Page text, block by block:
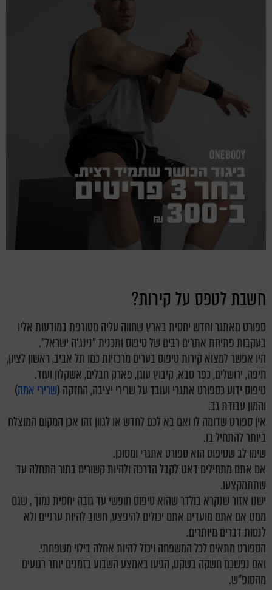
חשבת לטפס על קירות?
ספורט מאתגר וחדש יחסית בארץ שחווה עליה מטורפת במודעות אליו
בעקבות פתיחת אתרים רבים של טיפוס ותכנית "נינג'ה ישראל".
היו אפשר למצוא קירות טיפוס בערים מרכזיות כמו תל אביב, ראשון לציון,
חיפה, ירושלים, כפר סבא, קיבוץ עוגן, פארק חבלים, אשקלון ועוד.
טיפוס ידוע כספורט אתגרי ועובד על שרירי יציבה, החזקה (שרירי אמה)
והמון עבודת גב.
אין ספורט שדומה לו ואם בא לכם לחדש או לגוון זהו אכן המקום המוצלח
ביותר להתחיל בו.
שימו לב שטיפוס הוא ספורט אתגרי ומסוכן.
אם אתם מתחילים דאגו לקבל הדרכה ולהיות קשורים בתור התחלה עד
שתתמקצעו.
ישנו אזור שנקרא בולדר שהוא טיפוס חופשי עד גובה יחסית נמוך , שגם
ממנו אם אתם מועדים אתם יכולים להיפצע, חשוב להיות ערניים ולא
לנסות דברים מיותרים.
הספורט מתאים לכל המשפחה ויכול להיות אחלה בילוי משפחתי.
ואם נפשכם חשקה בשקט, הגיעו באמצע השבוע בזמנים יותר רגועים
מהסופ"ש.